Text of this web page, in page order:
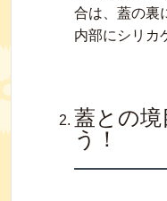
合は、蓋の裏
内部にシリカ
蓋との境
う！